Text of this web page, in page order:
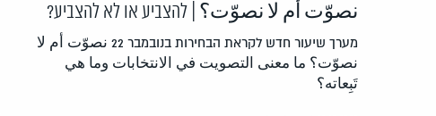
نصوّت أم لا نصوّت؟ | להצביע או לא להצביע?
מערך שיעור חדש לקראת הבחירות בנובמבר 22 نصوّت أم لا
نصوّت؟ ما معنى التصويت في الانتخابات وما هي
تَبِعاته؟